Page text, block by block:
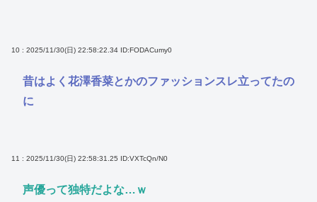
10 : 2025/11/30(日) 22:58:22.34 ID:FODACumy0
昔はよく花澤香菜とかのファッションスレ立ってたの
に
11 : 2025/11/30(日) 22:58:31.25 ID:VXTcQn/N0
声優って独特だよな…ｗ